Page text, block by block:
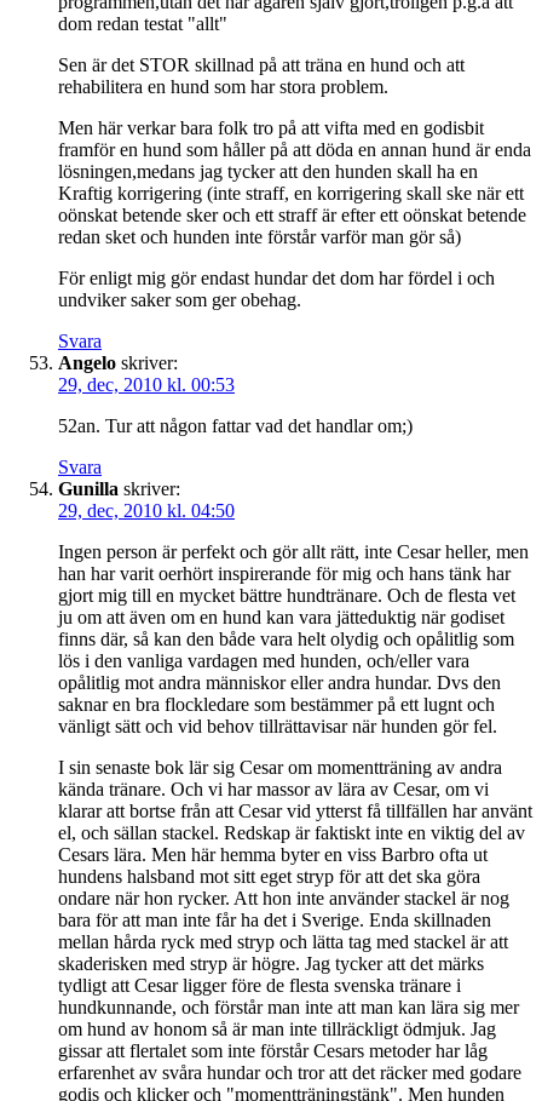
dom redan testat "allt"
Sen är det STOR skillnad på att träna en hund och att
rehabilitera en hund som har stora problem.
Men här verkar bara folk tro på att vifta med en godisbit
framför en hund som håller på att döda en annan hund är enda
lösningen,medans jag tycker att den hunden skall ha en
Kraftig korrigering (inte straff, en korrigering skall ske när ett
oönskat betende sker och ett straff är efter ett oönskat betende
redan sket och hunden inte förstår varför man gör så)
För enligt mig gör endast hundar det dom har fördel i och
undviker saker som ger obehag.
Svara
Angelo skriver:
29, dec, 2010 kl. 00:53
52an. Tur att någon fattar vad det handlar om;)
Svara
Gunilla skriver:
29, dec, 2010 kl. 04:50
Ingen person är perfekt och gör allt rätt, inte Cesar heller, men
han har varit oerhört inspirerande för mig och hans tänk har
gjort mig till en mycket bättre hundtränare. Och de flesta vet
ju om att även om en hund kan vara jätteduktig när godiset
finns där, så kan den både vara helt olydig och opålitlig som
lös i den vanliga vardagen med hunden, och/eller vara
opålitlig mot andra människor eller andra hundar. Dvs den
saknar en bra flockledare som bestämmer på ett lugnt och
vänligt sätt och vid behov tillrättavisar när hunden gör fel.
I sin senaste bok lär sig Cesar om momentträning av andra
kända tränare. Och vi har massor av lära av Cesar, om vi
klarar att bortse från att Cesar vid ytterst få tillfällen har använt
el, och sällan stackel. Redskap är faktiskt inte en viktig del av
Cesars lära. Men här hemma byter en viss Barbro ofta ut
hundens halsband mot sitt eget stryp för att det ska göra
ondare när hon rycker. Att hon inte använder stackel är nog
bara för att man inte får ha det i Sverige. Enda skillnaden
mellan hårda ryck med stryp och lätta tag med stackel är att
skaderisken med stryp är högre. Jag tycker att det märks
tydligt att Cesar ligger före de flesta svenska tränare i
hundkunnande, och förstår man inte att man kan lära sig mer
om hund av honom så är man inte tillräckligt ödmjuk. Jag
gissar att flertalet som inte förstår Cesars metoder har låg
erfarenhet av svåra hundar och tror att det räcker med godare
godis och klicker och "momentträningstänk". Men hunden